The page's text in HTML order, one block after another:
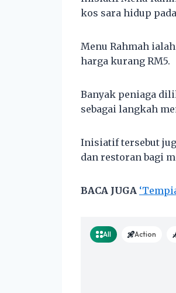
kos sara hidup
Menu Rahmah
harga kurang RM5.
Banyak peniaga
sebagai langkah
Inisiatif tersebut
dan restoran bagi
BACA JUGA